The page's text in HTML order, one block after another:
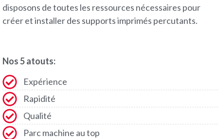
disposons de toutes les ressources nécessaires pour
créer et installer des supports imprimés percutants.
Nos 5 atouts:
Expérience
Rapidité
Qualité
Parc machine au top